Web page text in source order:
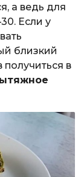
а ведь для
Если у
близкий
в